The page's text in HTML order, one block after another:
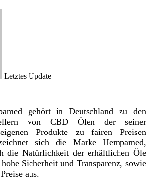
Letztes Update
gehört in Deutschland zu den
von CBD Ölen der seiner
Produkte zu fairen Preisen
sich die Marke Hempamed,
die Natürlichkeit der erhältlichen Öle
Sicherheit und Transparenz, sowie
aus.